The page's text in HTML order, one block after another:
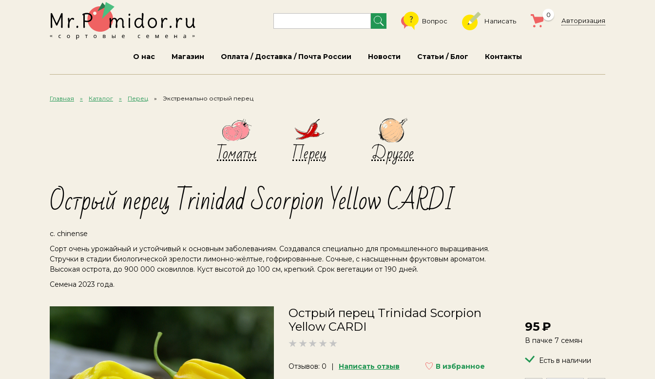
Вопрос Написать
0
Авторизация
О нас Магазин Оплата / Доставка / Почта России Новости Статьи / Блог Контакты
Главная Каталог Перец Экстремально острый перец
Томаты Перец Другое
Острый перец Trinidad Scorpion Yellow CARDI
c. chinense
Сорт очень урожайный и устойчивый к основным заболеваниям. Создавался специально для промышленного выращивания.
Стручки в стадии биологической зрелости лимонно-жёлтые, гофрированные. Сочные, с насыщенным фруктовым ароматом.
Высокая острота, до 900 000 сковиллов. Куст высотой до 100 см, крепкий. Срок вегетации от 190 дней.
Семена 2023 года.
Острый перец Trinidad Scorpion
Yellow CARDI
Отзывов: 0 Написать отзыв В избранное
95
В пачке 7 семян
Есть в наличии